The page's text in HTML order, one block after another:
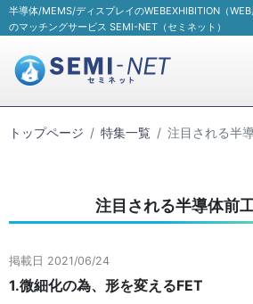
半導体/MEMS/ディスプレイのWEBEXHIBITION（
のマッチングサービス SEMI-NET（セミネット）
トップページ 特集一覧 注目される半
注目される半導体前
掲載日 2021/06/24
1.微細化の為、形を変えるFET